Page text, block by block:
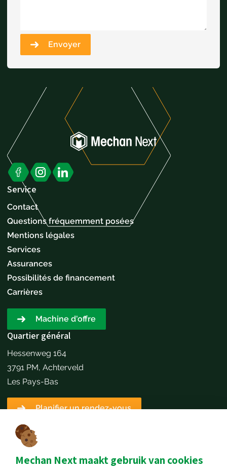
Mechan Next maakt gebruik van cookies
Envoyer
Service
Contact
Questions fréquemment posées
Mentions légales
Services
Assurances
Possibilités de financement
Carrières
Machine d'offre
Quartier général
Hessenweg 164
3791 PM, Achterveld
Les Pays-Bas
Planifier un rendez-vous
Détails du contact
+31651173646
info@mechannext.nl